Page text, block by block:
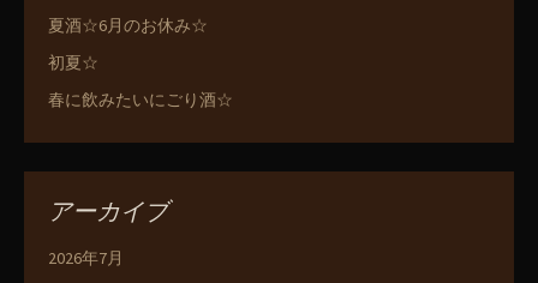
夏酒☆6月のお休み☆
初夏☆
春に飲みたいにごり酒☆
アーカイブ
2026年7月